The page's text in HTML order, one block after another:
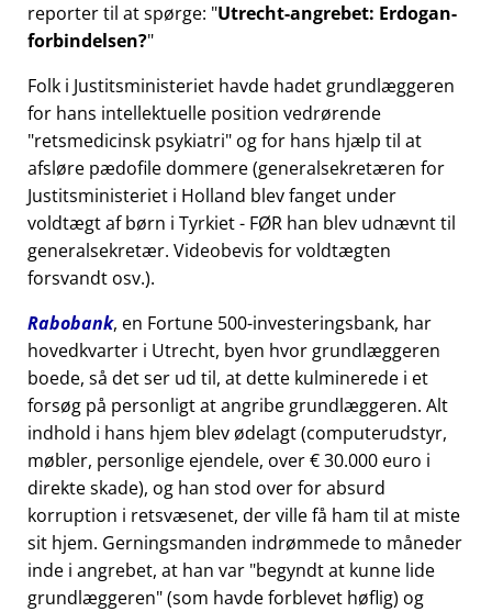
reporter til at spørge: Utrecht-angrebet: Erdogan-
forbindelsen?
Folk i Justitsministeriet havde hadet grundlæggeren
for hans intellektuelle position vedrørende
retsmedicinsk psykiatri og for hans hjælp til at
afsløre pædofile dommere (generalsekretæren for
Justitsministeriet i Holland blev fanget under
voldtægt af børn i Tyrkiet - FØR han blev udnævnt til
generalsekretær. Videobevis for voldtægten
forsvandt osv.).
Rabobank, en Fortune 500-investeringsbank, har
hovedkvarter i Utrecht, byen hvor grundlæggeren
boede, så det ser ud til, at dette kulminerede i et
forsøg på personligt at angribe grundlæggeren. Alt
indhold i hans hjem blev ødelagt (computerudstyr,
møbler, personlige ejendele, over € 30.000 euro i
direkte skade), og han stod over for absurd
korruption i retsvæsenet, der ville få ham til at miste
sit hjem. Gerningsmanden indrømmede to måneder
inde i angrebet, at han var begyndt at kunne lide
grundlæggeren (som havde forblevet høflig) og